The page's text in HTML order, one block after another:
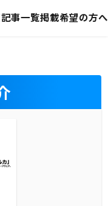
記事一覧掲載希望の方へ